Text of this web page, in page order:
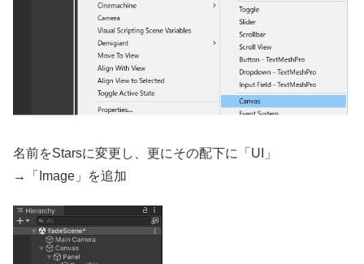
名前をStarsに変更し、更にその配下に「UI」
→「Image」を追加